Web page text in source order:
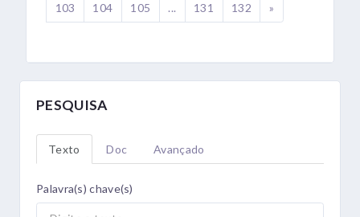
103 104 105 ... 131 132 »
PESQUISA
Texto Doc Avançado
Palavra(s) chave(s)